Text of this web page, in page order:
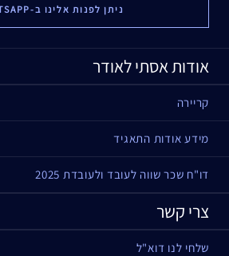
ניתן לפנות אלינו ב-WHATSAPP
אודות אסתי לאודר
קריירה
מידע אודות התאגיד
דו"ח שכר שווה לעובד ולעובדת 2025
צרי קשר
שלחי לנו דוא"ל